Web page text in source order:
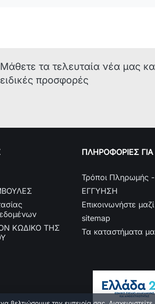
Μάθετε τα τελευταία νέα μας
ειδικές προσφορές
ΚΩΔΙΚΟ ΤΗΣ
ΠΛΗΡΟΦΟΡΙΕΣ ΓΙΑ
Τρόποι Πληρωμής
ΕΓΓΥΗΣΗ
Επικοινωνήστε
sitemap
Τα καταστήματα